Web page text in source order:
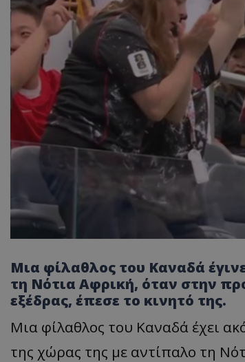
Μια φίλαθλος του Καναδά
τη Νότια Αφρική, όταν στην
εξέδρας, έπεσε το κινητό της.
Μια φίλαθλος του Καναδά έχει
της χώρας της με αντίπαλο τη